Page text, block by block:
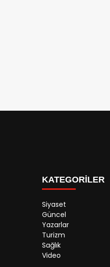
KATEGORİLER
Siyaset
Güncel
Yazarlar
Turizm
Sağlık
Video